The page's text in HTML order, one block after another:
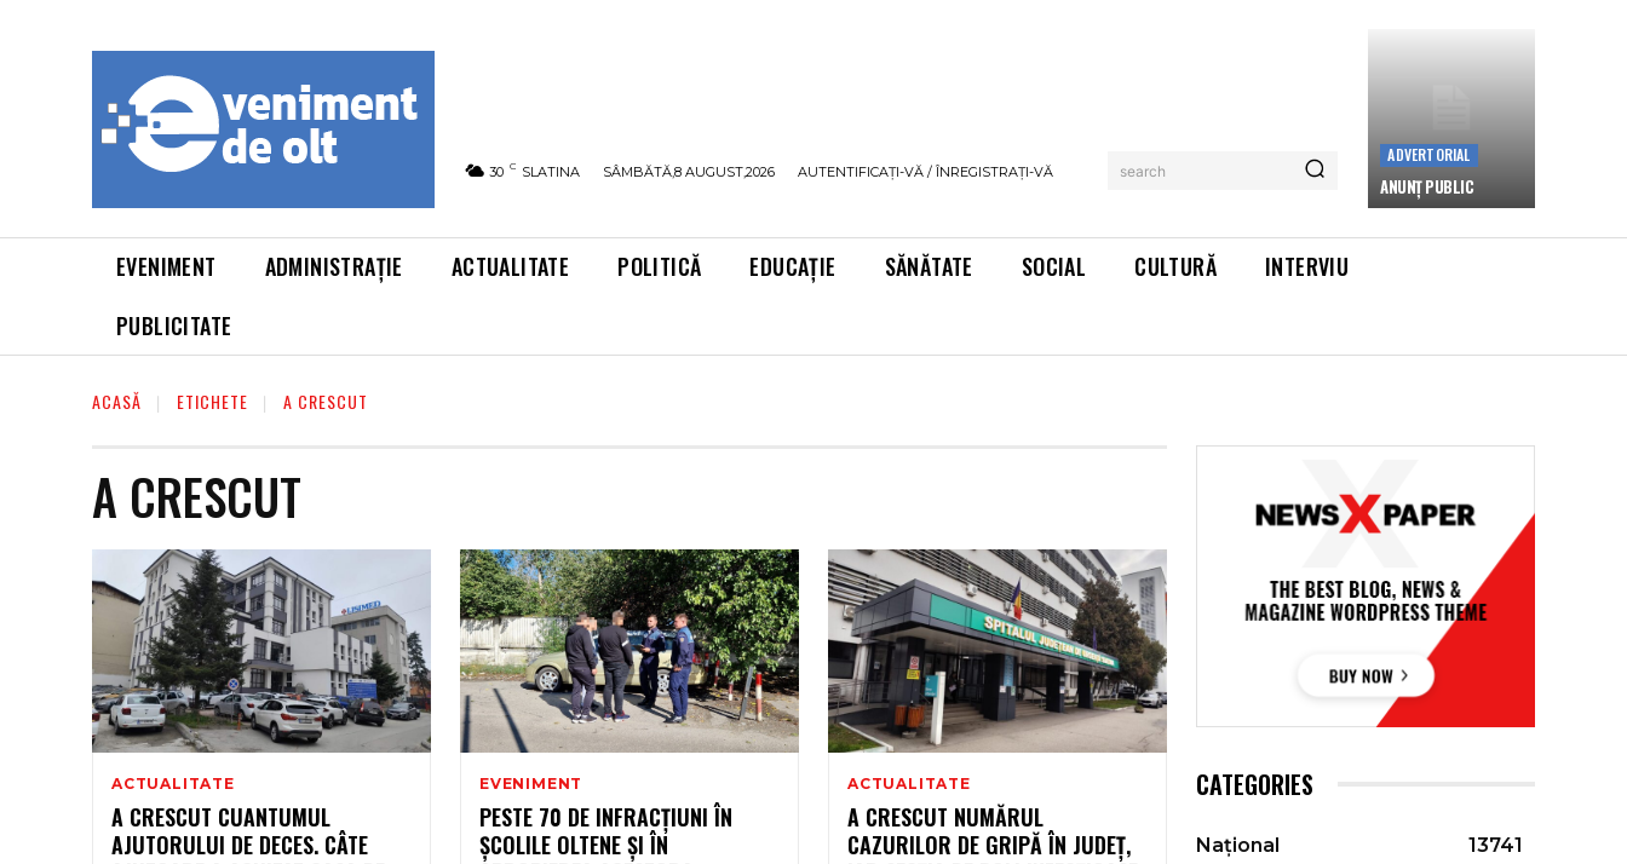
30 C SLATINA SÂMBĂTĂ,8 AUGUST,2026 AUTENTIFICAȚI-VĂ / ÎNREGISTRAȚI-VĂ search
ADVERTORIAL
ANUNȚ PUBLIC
EVENIMENT ADMINISTRAȚIE ACTUALITATE POLITICĂ EDUCAȚIE SĂNĂTATE SOCIAL CULTURĂ
INTERVIU
PUBLICITATE
ACASĂ ETICHETE A CRESCUT
A CRESCUT
ACTUALITATE
A CRESCUT CUANTUMUL
AJUTORULUI DE DECES. CÂTE
EVENIMENT
PESTE 70 DE INFRACȚIUNI ÎN
ȘCOLILE OLTENE ȘI ÎN
ACTUALITATE
A CRESCUT NUMĂRUL
CAZURILOR DE GRIPĂ ÎN JUDEȚ,
CATEGORIES
Național
13741